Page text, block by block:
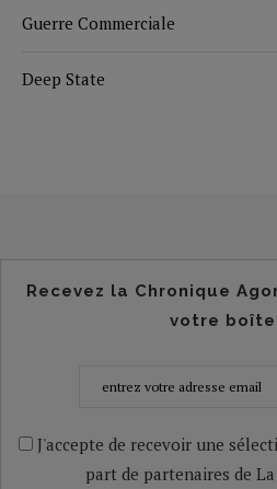
Guerre Commerciale
Deep State
Recevez la Chronique
votre
J'accepte de recevoir une
part de partenaires de